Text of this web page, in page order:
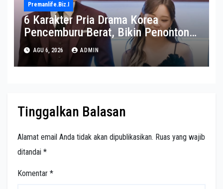
Premanlife.biz.i
6 Karakter Pria Drama Korea
Pencemburu Berat, Bikin Penonton
Gemas
AGU 6, 2026 ADMIN
Tinggalkan Balasan
Alamat email Anda tidak akan dipublikasikan. Ruas yang wajib
ditandai *
Komentar *